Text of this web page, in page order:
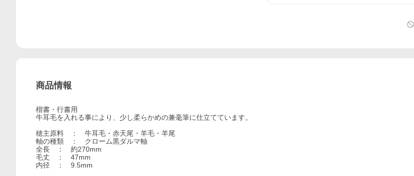
商品情報
楷書・行書用
牛耳毛を入れる事により、少し柔らかめの兼毫筆に仕立てています。
穂主原料 ： 牛耳毛・赤天尾・羊毛・羊尾
軸の種類 ： クローム黒ダルマ軸
全長 ： 約270mm
毛丈 ： 47mm
内径 ： 9.5mm